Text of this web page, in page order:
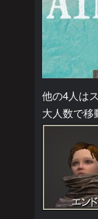
他の4人は
大人数で移